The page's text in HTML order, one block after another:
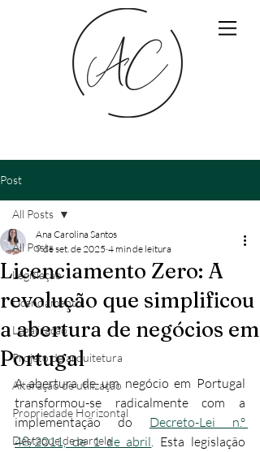
Post
All Posts
Legislação
Licenciamento
Legalização
Projeto de arquitetura
Alteração de utilização
Propriedade Horizontal
Destaque de parcela
All Posts
Licenciamento Zero: A
revolução que simplificou
a abertura de negócios em
Portugal
Ana Carolina Santos
9 de set. de 2025 4 min de leitura
A abertura de um negócio em Portugal
transformou-se radicalmente com a
implementação do Decreto-Lei n.º
48/2011, de 1 de abril. Esta legislação